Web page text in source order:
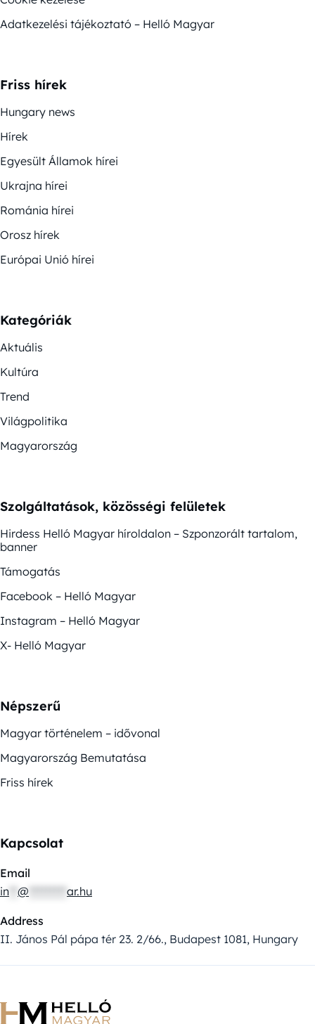
Adatkezelési tájékoztató – Helló Magyar
Friss hírek
Hungary news
Hírek
Egyesült Államok hírei
Ukrajna hírei
Románia hírei
Orosz hírek
Európai Unió hírei
Kategóriák
Aktuális
Kultúra
Trend
Világpolitika
Magyarország
Szolgáltatások, közösségi felületek
Hirdess Helló Magyar híroldalon – Szponzorált tartalom,
banner
Támogatás
Facebook – Helló Magyar
Instagram – Helló Magyar
X- Helló Magyar
Népszerű
Magyar történelem – idővonal
Magyarország Bemutatása
Friss hírek
Kapcsolat
Email
in @ ar.hu
Address
II. János Pál pápa tér 23. 2/66., Budapest 1081, Hungary